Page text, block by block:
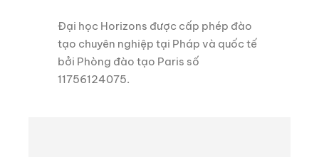
Đại học Horizons được cấp phép đào
tạo chuyên nghiệp tại Pháp và quốc tế
bởi Phòng đào tạo Paris số
11756124075.